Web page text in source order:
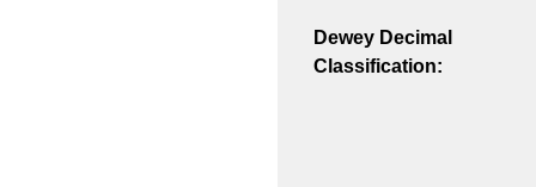
Dewey Decimal
Classification: